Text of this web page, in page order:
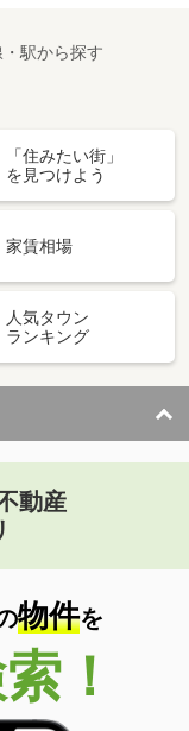
駅から探す
「住みたい街」
を見つけよう
家賃相場
人気タウン
ランキング
動産
物件を
！